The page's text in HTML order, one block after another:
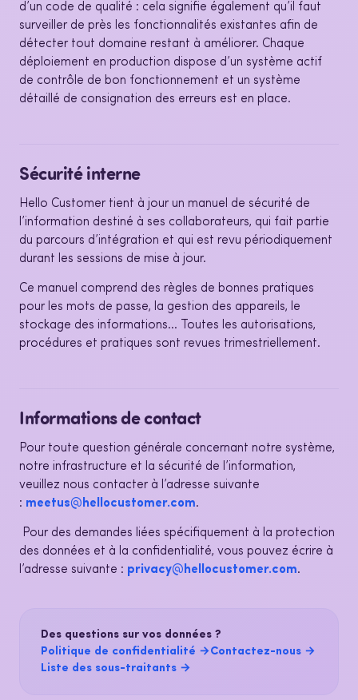
d’un code de qualité : cela signifie également qu’il faut
surveiller de près les fonctionnalités existantes afin de
détecter tout domaine restant à améliorer. Chaque
déploiement en production dispose d’un système actif
de contrôle de bon fonctionnement et un système
détaillé de consignation des erreurs est en place.
Sécurité interne
Hello Customer tient à jour un manuel de sécurité de
l’information destiné à ses collaborateurs, qui fait partie
du parcours d’intégration et qui est revu périodiquement
durant les sessions de mise à jour.
Ce manuel comprend des règles de bonnes pratiques
pour les mots de passe, la gestion des appareils, le
stockage des informations… Toutes les autorisations,
procédures et pratiques sont revues trimestriellement.
Informations de contact
Pour toute question générale concernant notre système,
notre infrastructure et la sécurité de l’information,
veuillez nous contacter à l’adresse suivante
: meetus@hellocustomer.com.
Pour des demandes liées spécifiquement à la protection
des données et à la confidentialité, vous pouvez écrire à
l’adresse suivante : privacy@hellocustomer.com.
Des questions sur vos données ?
Politique de confidentialité →Contactez-nous →
Liste des sous-traitants →